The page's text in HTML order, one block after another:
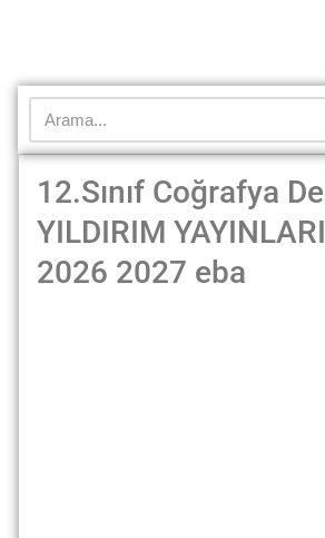
12.Sınıf Coğrafya
YILDIRIM
2026 2027 eba